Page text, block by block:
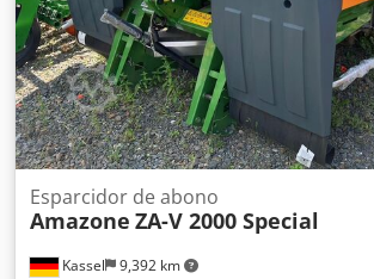
Kassel 9,392 km
Esparcidor de abono
Amazone ZA-V 2000 Special